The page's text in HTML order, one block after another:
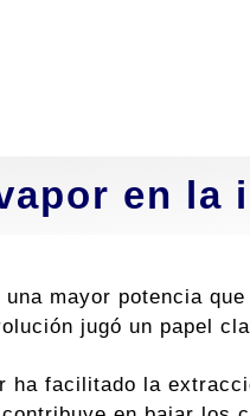
en la
mayor potencia
jugó un papel
ha facilitado la